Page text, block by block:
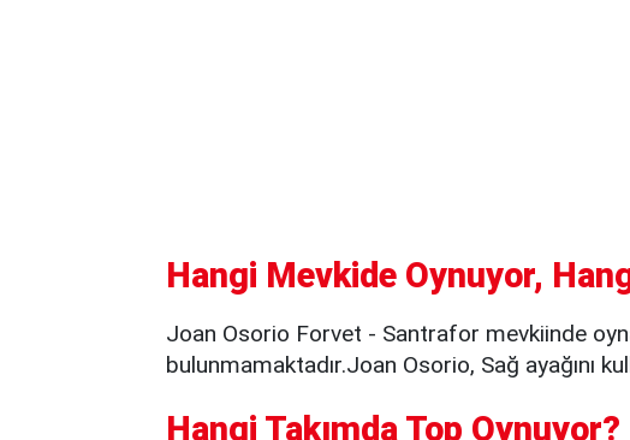
Hangi Mevkide Oynuyor,
Joan Osorio Forvet - Santrafor mevkiinde
bulunmamaktadır.Joan Osorio, Sağ ayağını
Hangi Takımda Top Oynuyor?